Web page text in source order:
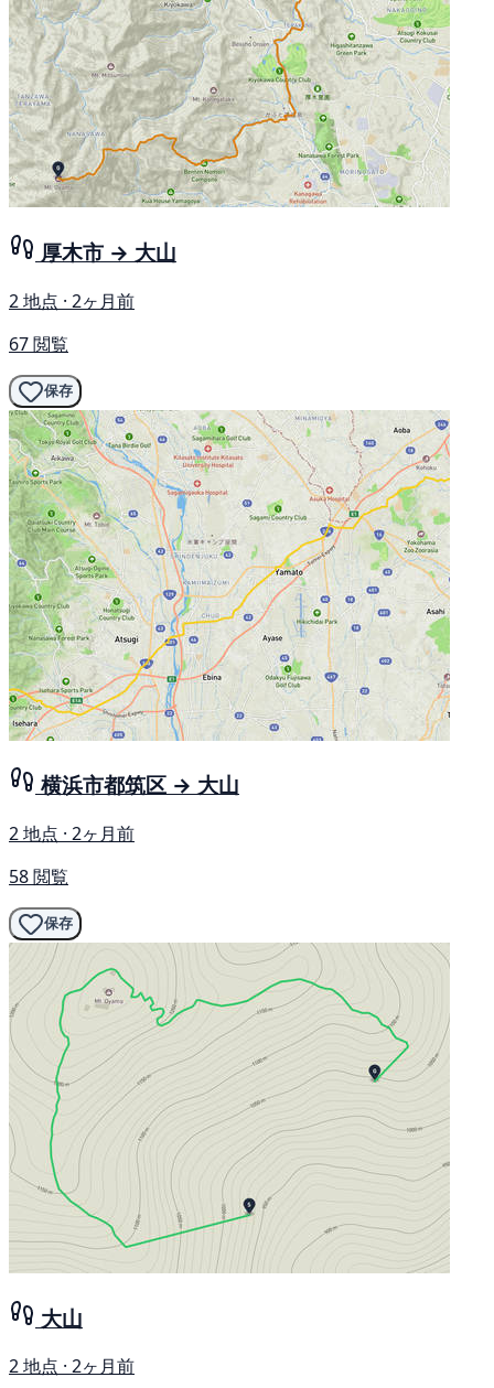
厚木市 → 大山
2 地点 · 2ヶ月前
67 閲覧
保存
横浜市都筑区 → 大山
2 地点 · 2ヶ月前
58 閲覧
保存
大山
2 地点 · 2ヶ月前